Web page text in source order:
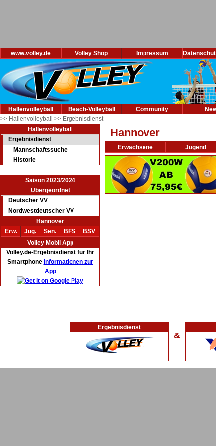
www.volley.de Volley Shop Impressum
Hallenvolleyball Beach-Volleyball Community
>> Hallenvolleyball >> Ergebnisdienst
Hallenvolleyball
Ergebnisdienst
Mannschaftssuche
Historie
Saison 2023/2024
Übergeordnet
Deutscher VV
Nordwestdeutscher VV
Hannover
Erw.
Jug. Sen. BFS
BSV
Volley Mobil App
Volley.de-Ergebnisdienst für Ihr
Smartphone Informationen zur
App
Hannover
Erwachsene Jugend
Ergebnisdienst
&